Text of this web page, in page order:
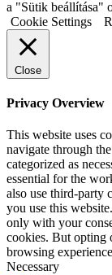
a "Sütik beállítása"
Cookie Settings
Close
Privacy Overview
This website uses
navigate through
categorized as
essential for the
also use third-party
you use this
only with your
cookies. But opting
browsing
Necessary